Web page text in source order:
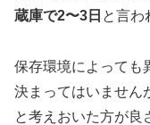
蔵庫で2〜3日 と言わ
保存環境によっても
決まってはいません
と考えおいた方が良